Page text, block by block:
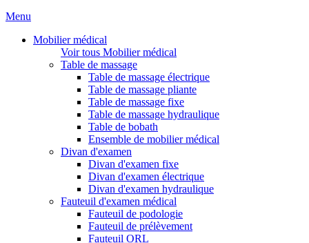
Menu
Mobilier médical
Voir tous Mobilier médical
Table de massage
Table de massage électrique
Table de massage pliante
Table de massage fixe
Table de massage hydraulique
Table de bobath
Ensemble de mobilier médical
Divan d'examen
Divan d'examen fixe
Divan d'examen électrique
Divan d'examen hydraulique
Fauteuil d'examen médical
Fauteuil de podologie
Fauteuil de prélèvement
Fauteuil ORL